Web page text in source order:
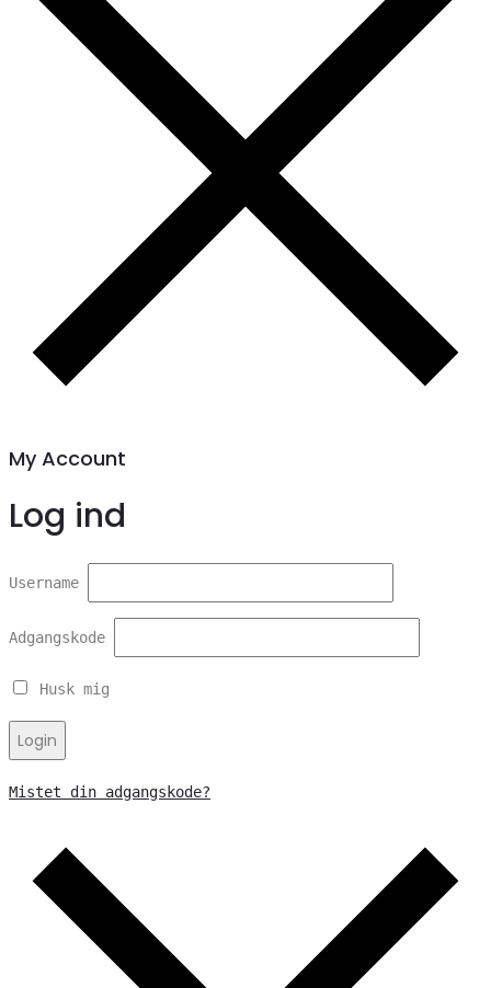
My Account
Log ind
Username
Adgangskode
Husk mig
Login
Mistet din adgangskode?